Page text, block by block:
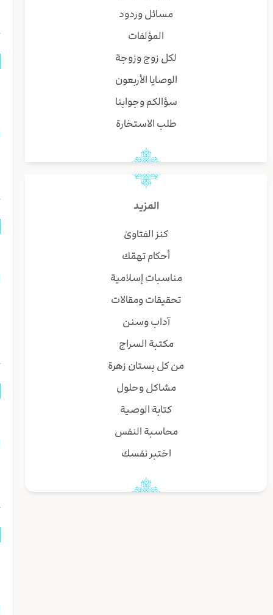
مسائل وردود
المؤلفات
لكل زوج وزوجة
الوصايا الأربعون
سؤالكم وجوابنا
طلب الاستخارة
المزيد
كنز الفتاوىٰ
أحكام تهمّك
مناسبات إسلامية
تحقيقات ومقالات
آداب وسنن
مكتبة السراج
من كل بستان زهرة
مشاكل وحلول
كتابة الوصية
محاسبة النفس
اختبر نفسك